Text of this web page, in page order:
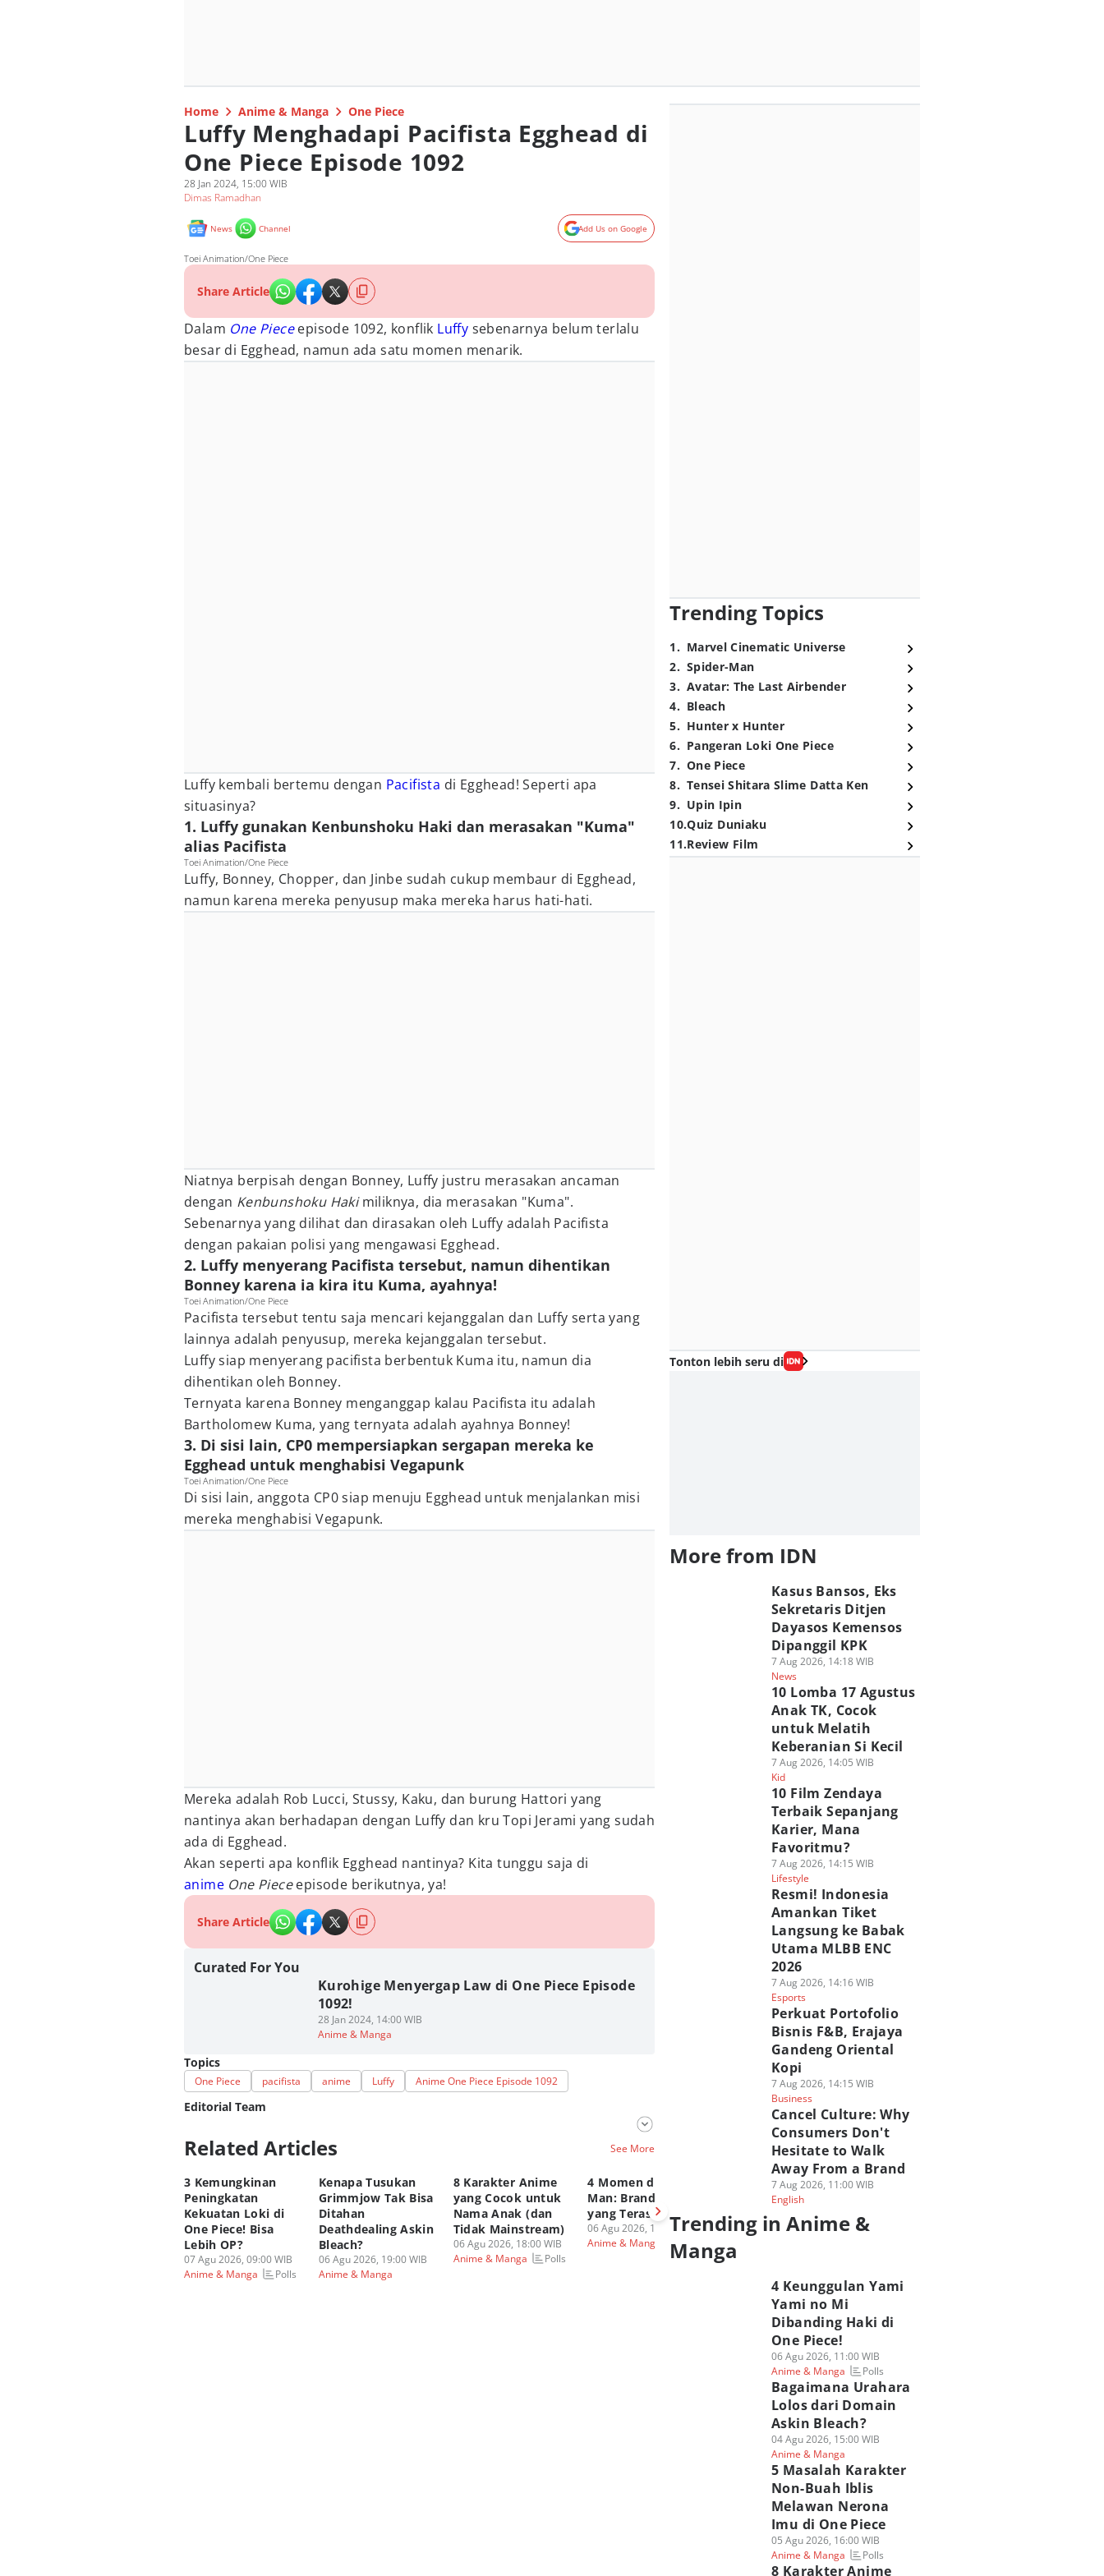
Home Anime & Manga One Piece
Luffy Menghadapi Pacifista Egghead di
One Piece Episode 1092
28 Jan 2024, 15:00 WIB
Dimas Ramadhan
News Channel Add Us on Google
Toei Animation/One Piece
Share Article
Dalam One Piece episode 1092, konflik Luffy sebenarnya belum terlalu
besar di Egghead, namun ada satu momen menarik.
Luffy kembali bertemu dengan Pacifista di Egghead! Seperti apa
situasinya?
1. Luffy gunakan Kenbunshoku Haki dan merasakan "Kuma"
alias Pacifista
Toei Animation/One Piece
Luffy, Bonney, Chopper, dan Jinbe sudah cukup membaur di Egghead,
namun karena mereka penyusup maka mereka harus hati-hati.
Niatnya berpisah dengan Bonney, Luffy justru merasakan ancaman
dengan Kenbunshoku Hakimiliknya, dia merasakan "Kuma".
Sebenarnya yang dilihat dan dirasakan oleh Luffy adalah Pacifista
dengan pakaian polisi yang mengawasi Egghead.
2. Luffy menyerang Pacifista tersebut, namun dihentikan
Bonney karena ia kira itu Kuma, ayahnya!
Toei Animation/One Piece
Pacifista tersebut tentu saja mencari kejanggalan dan Luffy serta yang
lainnya adalah penyusup, mereka kejanggalan tersebut.
Luffy siap menyerang pacifista berbentuk Kuma itu, namun dia
dihentikan oleh Bonney.
Ternyata karena Bonney menganggap kalau Pacifista itu adalah
Bartholomew Kuma, yang ternyata adalah ayahnya Bonney!
3. Di sisi lain, CP0 mempersiapkan sergapan mereka ke
Egghead untuk menghabisi Vegapunk
Toei Animation/One Piece
Di sisi lain, anggota CP0 siap menuju Egghead untuk menjalankan misi
mereka menghabisi Vegapunk.
Mereka adalah Rob Lucci, Stussy, Kaku, dan burung Hattori yang
nantinya akan berhadapan dengan Luffy dan kru Topi Jerami yang sudah
ada di Egghead.
Akan seperti apa konflik Egghead nantinya? Kita tunggu saja di
anime One Pieceepisode berikutnya, ya!
Share Article
Curated For You
Kurohige Menyergap Law di One Piece Episode
1092!
28 Jan 2024, 14:00 WIB
Anime & Manga
Topics
One Piece pacifista anime Luffy Anime One Piece Episode 1092
Editorial Team
Editor
Fahrul Razi Uni Nurullah
Editor
Dimas Ramadhan
Related Articles See More
3 Kemungkinan
Peningkatan
Kekuatan Loki di
One Piece! Bisa
Lebih OP?
07 Agu 2026, 09:00 WIB
Anime & Manga
Polls
Kenapa Tusukan
Grimmjow Tak Bisa
Ditahan
Deathdealing Askin
Bleach?
06 Agu 2026, 19:00 WIB
Anime & Manga
8 Karakter Anime
yang Cocok untuk
Nama Anak (dan
Tidak Mainstream)
06 Agu 2026, 18:00 WIB
Anime & Manga
Polls
4 Momen di Spider-
Man: Brand New Day
yang Terasa Ganjil
06 Agu 2026, 15:00 WIB
Anime & Manga
Polls
8 Schrift Quincy
Bleach yang
Membuat
Penggunanya Susah
Mati!
06 Agu 2026, 14:00 WIB
4 Keunggulan Yami
Dibanding Haki di
One Piece!
Trending Topics
1. Marvel Cinematic Universe
2. Spider-Man
3. Avatar: The Last Airbender
4. Bleach
5. Hunter x Hunter
6. Pangeran Loki One Piece
7. One Piece
8. Tensei Shitara Slime Datta Ken
9. Upin Ipin
10.Quiz Duniaku
11.Review Film
Tonton lebih seru di
More from IDN
Kasus Bansos, Eks
Sekretaris Ditjen
Dayasos Kemensos
Dipanggil KPK
7 Aug 2026, 14:18 WIB
News
10 Lomba 17 Agustus
Anak TK, Cocok
untuk Melatih
Keberanian Si Kecil
7 Aug 2026, 14:05 WIB
Kid
10 Film Zendaya
Terbaik Sepanjang
Karier, Mana
Favoritmu?
7 Aug 2026, 14:15 WIB
Lifestyle
Resmi! Indonesia
Amankan Tiket
Langsung ke Babak
Utama MLBB ENC
2026
7 Aug 2026, 14:16 WIB
Esports
Perkuat Portofolio
Bisnis F&B, Erajaya
Gandeng Oriental
Kopi
7 Aug 2026, 14:15 WIB
Business
Cancel Culture: Why
Consumers Don't
Hesitate to Walk
Away From a Brand
7 Aug 2026, 11:00 WIB
English
Trending in Anime &
Manga
4 Keunggulan Yami
Yami no Mi
Dibanding Haki di
One Piece!
06 Agu 2026, 11:00 WIB
Anime & Manga
Polls
Bagaimana Urahara
Lolos dari Domain
Askin Bleach?
04 Agu 2026, 15:00 WIB
Anime & Manga
5 Masalah Karakter
Non-Buah Iblis
Melawan Nerona
Imu di One Piece
05 Agu 2026, 16:00 WIB
Anime & Manga
Polls
8 Karakter Anime